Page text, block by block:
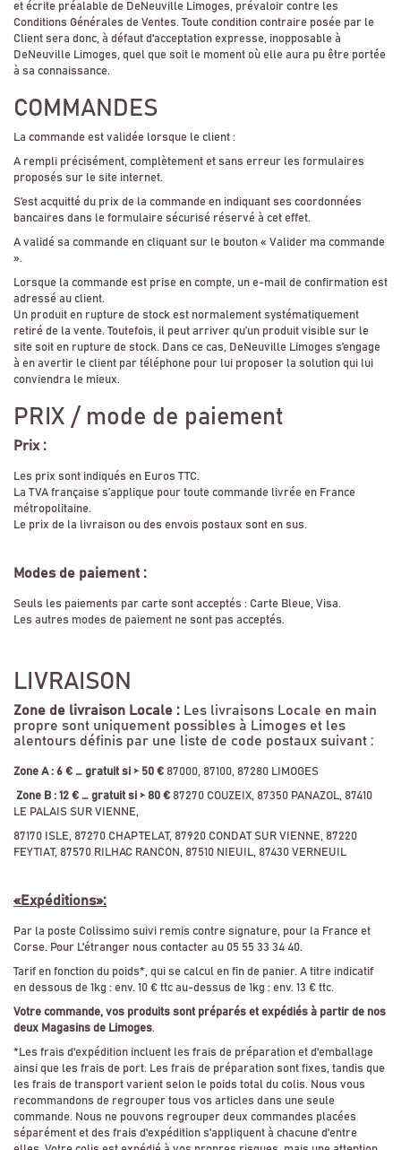
et écrite préalable de DeNeuville Limoges, prévaloir contre les
Conditions Générales de Ventes. Toute condition contraire posée par le
Client sera donc, à défaut d'acceptation expresse, inopposable à
DeNeuville Limoges, quel que soit le moment où elle aura pu être portée
à sa connaissance.
COMMANDES
La commande est validée lorsque le client :
A rempli précisément, complètement et sans erreur les formulaires
proposés sur le site internet.
S’est acquitté du prix de la commande en indiquant ses coordonnées
bancaires dans le formulaire sécurisé réservé à cet effet.
A validé sa commande en cliquant sur le bouton « Valider ma commande
».
Lorsque la commande est prise en compte, un e-mail de confirmation est
adressé au client.
Un produit en rupture de stock est normalement systématiquement
retiré de la vente. Toutefois, il peut arriver qu’un produit visible sur le
site soit en rupture de stock. Dans ce cas, DeNeuville Limoges s’engage
à en avertir le client par téléphone pour lui proposer la solution qui lui
conviendra le mieux.
PRIX / mode de paiement
Prix :
Les prix sont indiqués en Euros TTC.
La TVA française s’applique pour toute commande livrée en France
métropolitaine.
Le prix de la livraison ou des envois postaux sont en sus.
Modes de paiement :
Seuls les paiements par carte sont acceptés : Carte Bleue, Visa.
Les autres modes de paiement ne sont pas acceptés.
LIVRAISON
Zone de livraison Locale : Les livraisons Locale en main
propre sont uniquement possibles à Limoges et les
alentours définis par une liste de code postaux suivant :
Zone A : 6 € … gratuit si > 50 € 87000, 87100, 87280 LIMOGES
Zone B : 12 € … gratuit si > 80 € 87270 COUZEIX, 87350 PANAZOL, 87410
LE PALAIS SUR VIENNE,
87170 ISLE, 87270 CHAPTELAT, 87920 CONDAT SUR VIENNE, 87220
FEYTIAT, 87570 RILHAC RANCON, 87510 NIEUIL, 87430 VERNEUIL
«Expéditions»:
Par la poste Colissimo suivi remis contre signature, pour la France et
Corse. Pour L'étranger nous contacter au 05 55 33 34 40.
Tarif en fonction du poids*, qui se calcul en fin de panier. A titre indicatif
en dessous de 1kg : env. 10 € ttc au-dessus de 1kg : env. 13 € ttc.
Votre commande, vos produits sont préparés et expédiés à partir de nos
deux Magasins de Limoges.
*Les frais d'expédition incluent les frais de préparation et d'emballage
ainsi que les frais de port. Les frais de préparation sont fixes, tandis que
les frais de transport varient selon le poids total du colis. Nous vous
recommandons de regrouper tous vos articles dans une seule
commande. Nous ne pouvons regrouper deux commandes placées
séparément et des frais d'expédition s'appliquent à chacune d'entre